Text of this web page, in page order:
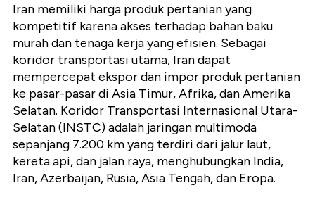
Iran memiliki harga produk pertanian yang
kompetitif karena akses terhadap bahan baku
murah dan tenaga kerja yang efisien. Sebagai
koridor transportasi utama, Iran dapat
mempercepat ekspor dan impor produk pertanian
ke pasar-pasar di Asia Timur, Afrika, dan Amerika
Selatan. Koridor Transportasi Internasional Utara-
Selatan (INSTC) adalah jaringan multimoda
sepanjang 7.200 km yang terdiri dari jalur laut,
kereta api, dan jalan raya, menghubungkan India,
Iran, Azerbaijan, Rusia, Asia Tengah, dan Eropa.